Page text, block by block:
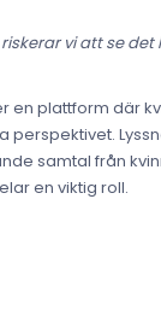
vi att se
en plattform där
samtal från
en viktig roll.